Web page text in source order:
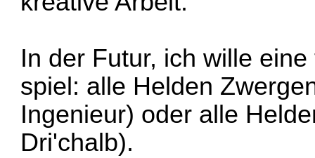
In der Futur, ich wille
spiel: alle Helden
Ingenieur) oder alle
Dri'chalb).